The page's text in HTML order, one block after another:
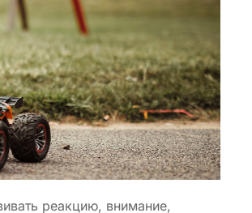
реакцию, внимание,